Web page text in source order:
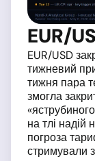
EUR/
EUR/USD
тижневий
тижня пара
змогла
на тлі надій
погроза
стримували